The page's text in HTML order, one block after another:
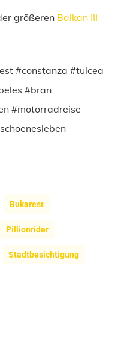
größeren Balkan III
#constanza #tulcea
#bran
#motorradreise
Bukarest
Pillionrider
Stadtbesichtigung